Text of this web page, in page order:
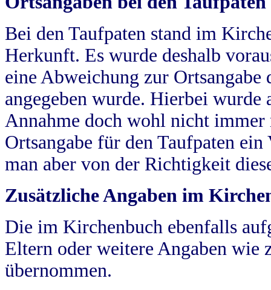
Bei den Taufpaten stand im
Herkunft. Es wurde deshalb
eine Abweichung zur
angegeben wurde. Hierbei wurde
Annahme doch wohl nicht
Ortsangabe für den Taufpaten
man aber von der Richtigkeit
Zusätzliche Angaben im
Die im Kirchenbuch ebenfalls
Eltern oder weitere Angaben wie
übernommen.